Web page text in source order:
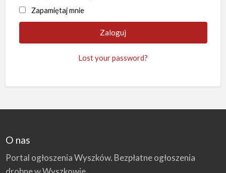
Zapamiętaj mnie
Lost your password?
O nas
Portal ogłoszenia Wyszków. Bezpłatne ogłoszenia